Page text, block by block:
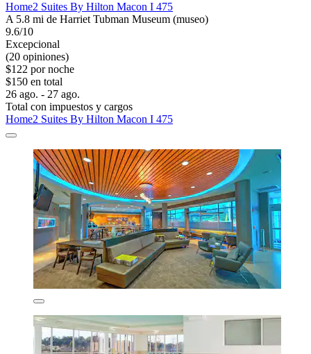
Home2 Suites By Hilton Macon I 475
A 5.8 mi de Harriet Tubman Museum (museo)
9.6/10
Excepcional
(20 opiniones)
$122 por noche
$150 en total
26 ago. - 27 ago.
Total con impuestos y cargos
Home2 Suites By Hilton Macon I 475